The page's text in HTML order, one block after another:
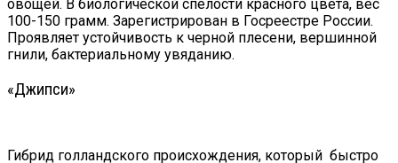
овощей. В биологической спелости красного цвета, вес
100-150 грамм. Зарегистрирован в Госреестре России.
Проявляет устойчивость к черной плесени, вершинной
гнили, бактериальному увяданию.
«Джипси»
Гибрид голландского происхождения, который быстро